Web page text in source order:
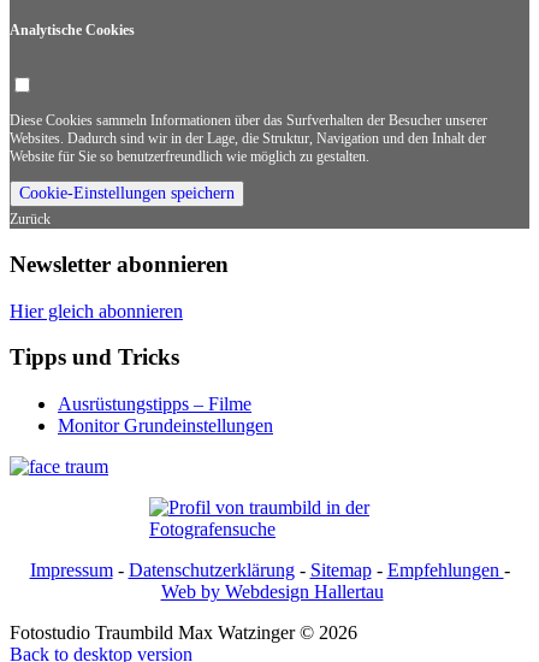
Analytische Cookies
Diese Cookies sammeln Informationen über das Surfverhalten der Besucher unserer
Websites. Dadurch sind wir in der Lage, die Struktur, Navigation und den Inhalt der
Website für Sie so benutzerfreundlich wie möglich zu gestalten.
Cookie-Einstellungen speichern
Zurück
Newsletter abonnieren
Hier gleich abonnieren
Tipps und Tricks
Ausrüstungstipps – Filme
Monitor Grundeinstellungen
Impressum- Datenschutzerklärung- Sitemap- Empfehlungen -
Web by Webdesign Hallertau
Fotostudio Traumbild Max Watzinger © 2026
Back to desktop version